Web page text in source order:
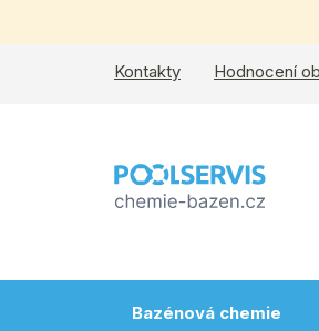
Kontakty Hodnocení
Bazénová chemie